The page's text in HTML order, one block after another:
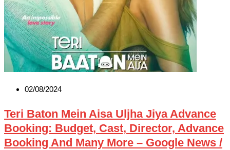
02/08/2024
Teri Baton Mein Aisa Uljha Jiya Advance
Booking: Budget, Cast, Director, Advance
Booking And Many More – Google News /